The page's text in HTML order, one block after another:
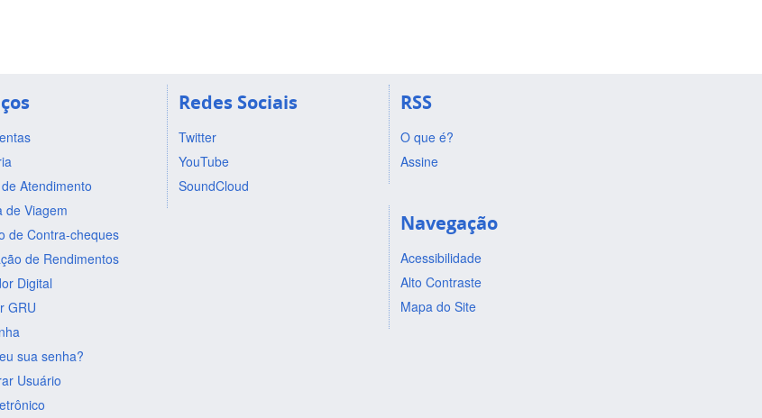
Atendimento
de Viagem
de Contra-cheques
de Rendimentos
Digital
GRU
sua senha?
Usuário
Redes Sociais
Twitter
YouTube
SoundCloud
RSS
O que é?
Assine
Navegação
Acessibilidade
Alto Contraste
Mapa do Site